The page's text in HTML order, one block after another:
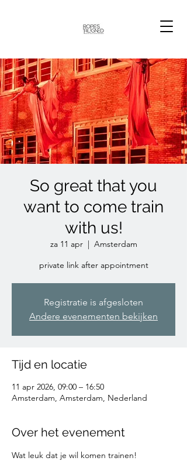
So great that you
want to come train
with us!
za 11 apr
  |
Amsterdam
private link after appointment
Registratie is afgesloten
Andere evenementen bekijken
Tijd en locatie
11 apr 2026, 09:00 – 16:50
Amsterdam, Amsterdam, Nederland
Over het evenement
Wat leuk dat je wil komen trainen!